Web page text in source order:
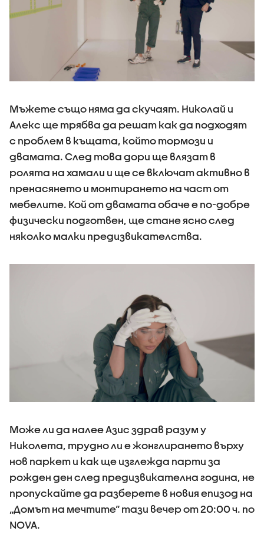
Мъжете също няма да скучаят. Николай и
Алекс ще трябва да решат как да подходят
с проблем в къщата, който тормози и
двамата. След това дори ще влязат в
ролята на хамали и ще се включат активно в
пренасянето и монтирането на част от
мебелите. Кой от двамата обаче е по-добре
физически подготвен, ще стане ясно след
няколко малки предизвикателства.
Може ли да налее Азис здрав разум у
Николета, трудно ли е жонглирането върху
нов паркет и как ще изглежда парти за
рожден ден след предизвикателна година, не
пропускайте да разберете в новия епизод на
„Домът на мечтите“ тази вечер от 20:00 ч. по
NOVA.